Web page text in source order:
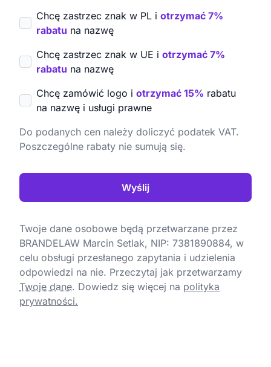
Chcę zastrzec znak w PL i otrzymać 7%
rabatu na nazwę
Chcę zastrzec znak w UE i otrzymać 7%
rabatu na nazwę
Chcę zamówić logo i otrzymać 15% rabatu
na nazwę i usługi prawne
Do podanych cen należy doliczyć podatek VAT.
Poszczególne rabaty nie sumują się.
Wyślij
Twoje dane osobowe będą przetwarzane przez
BRANDELAW Marcin Setlak, NIP: 7381890884, w
celu obsługi przesłanego zapytania i udzielenia
odpowiedzi na nie. Przeczytaj jak przetwarzamy
Twoje dane. Dowiedz się więcej na polityka
prywatności.